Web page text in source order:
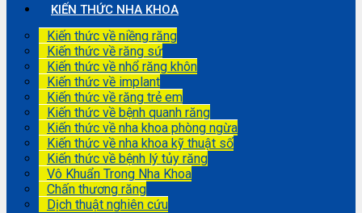
KIẾN THỨC NHA KHOA
Kiến thức về niềng răng
Kiến thức về răng sứ
Kiến thức về nhổ răng khôn
Kiến thức về implant
Kiến thức về răng trẻ em
Kiến thức về bệnh quanh răng
Kiến thức về nha khoa phòng ngừa
Kiến thức về nha khoa kỹ thuật số
Kiến thức về bệnh lý tủy răng
Vô Khuẩn Trong Nha Khoa
Chấn thương răng
Dịch thuật nghiên cứu